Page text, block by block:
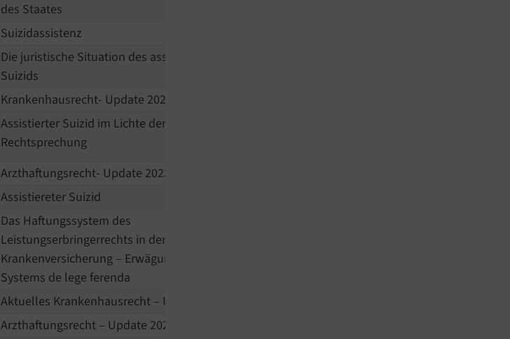
des Staates
Suizidassistenz
Die juristische Situation des assistierten
Suizids
Krankenhausrecht- Update 2023
Assistierter Suizid im Lichte der
Rechtsprechung
Arzthaftungsrecht- Update 2023
Assistiereter Suizid
Das Haftungssystem des
Leistungserbringerrechts in der gesetzlichen
Krankenversicherung – Erwägungen eines
Systems de lege ferenda
Aktuelles Krankenhausrecht – Update 2022
Arzthaftungsrecht – Update 2022